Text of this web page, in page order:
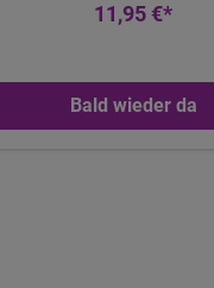
11,95 €*
Bald wieder da